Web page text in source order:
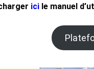
Saint-Pierre de
icile manuel